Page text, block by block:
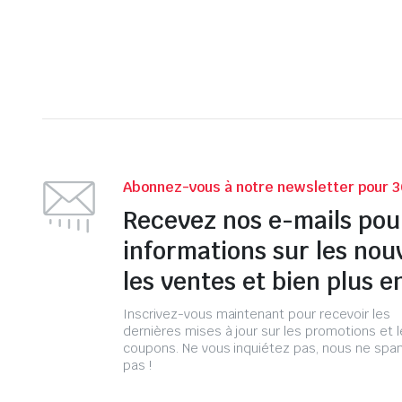
Abonnez-vous à notre newsletter pour
Recevez nos e-mails
informations sur les
les ventes et bien plus
Inscrivez-vous maintenant pour recevoir les
dernières mises à jour sur les promotions et
coupons. Ne vous inquiétez pas, nous ne
pas !